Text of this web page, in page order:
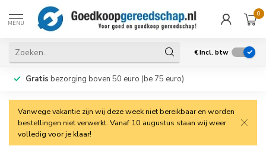
MENU
0
€Incl. btw
Gratis bezorging boven 50 euro (be 75 euro)
Vanwege vakantie zijn wij deze week niet bereikbaar en worden
bestellingen niet verwerkt. Vanaf 10 augustus staan wij weer
volledig voor je klaar!